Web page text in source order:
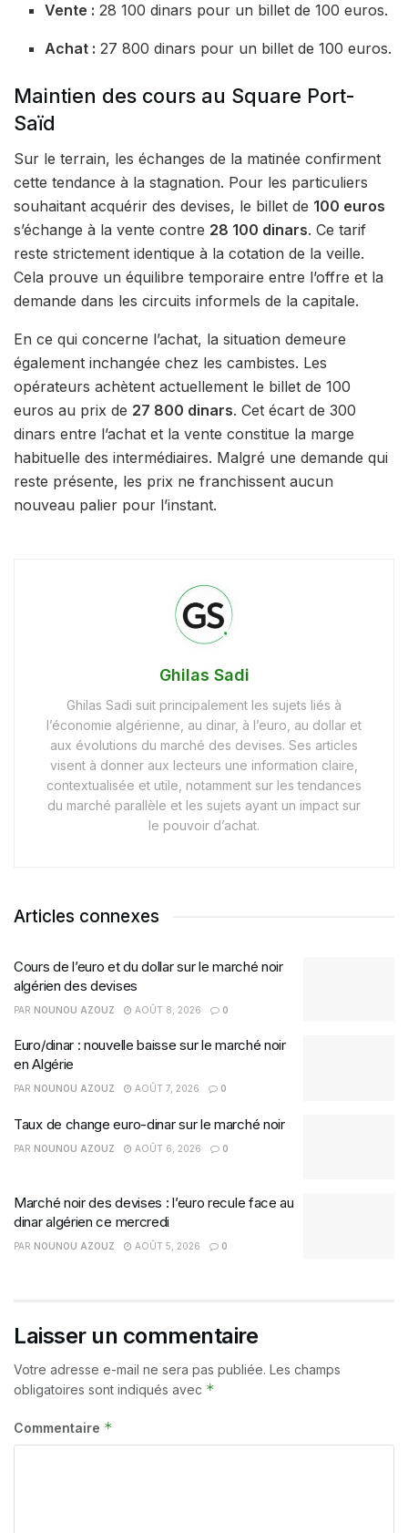
Vente : 28 100 dinars pour un billet de 100 euros.
Achat : 27 800 dinars pour un billet de 100 euros.
Maintien des cours au Square Port-
Saïd
Sur le terrain, les échanges de la matinée confirment
cette tendance à la stagnation. Pour les particuliers
souhaitant acquérir des devises, le billet de 100 euros
s’échange à la vente contre 28 100 dinars. Ce tarif
reste strictement identique à la cotation de la veille.
Cela prouve un équilibre temporaire entre l’offre et la
demande dans les circuits informels de la capitale.
En ce qui concerne l’achat, la situation demeure
également inchangée chez les cambistes. Les
opérateurs achètent actuellement le billet de 100
euros au prix de 27 800 dinars. Cet écart de 300
dinars entre l’achat et la vente constitue la marge
habituelle des intermédiaires. Malgré une demande qui
reste présente, les prix ne franchissent aucun
nouveau palier pour l’instant.
Ghilas Sadi
Ghilas Sadi suit principalement les sujets liés à
l’économie algérienne, au dinar, à l’euro, au dollar et
aux évolutions du marché des devises. Ses articles
visent à donner aux lecteurs une information claire,
contextualisée et utile, notamment sur les tendances
du marché parallèle et les sujets ayant un impact sur
le pouvoir d’achat.
Articles connexes
Cours de l’euro et du dollar sur le marché noir
algérien des devises
PAR NOUNOU AZOUZ AOÛT 8, 2026 0
Euro/dinar : nouvelle baisse sur le marché noir
en Algérie
PAR NOUNOU AZOUZ AOÛT 7, 2026 0
Taux de change euro-dinar sur le marché noir
PAR NOUNOU AZOUZ AOÛT 6, 2026 0
Marché noir des devises : l’euro recule face au
dinar algérien ce mercredi
PAR NOUNOU AZOUZ AOÛT 5, 2026 0
Laisser un commentaire
Votre adresse e-mail ne sera pas publiée. Les champs
obligatoires sont indiqués avec *
Commentaire *